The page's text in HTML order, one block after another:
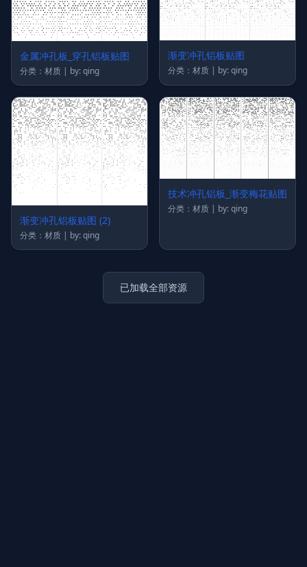
金属冲孔板_穿孔铝板贴图
分类：材质 | by: qing
渐变冲孔铝板贴图
分类：材质 | by: qing
渐变冲孔铝板贴图 (2)
分类：材质 | by: qing
技术冲孔铝板_渐变梅花贴图
分类：材质 | by: qing
已加载全部资源